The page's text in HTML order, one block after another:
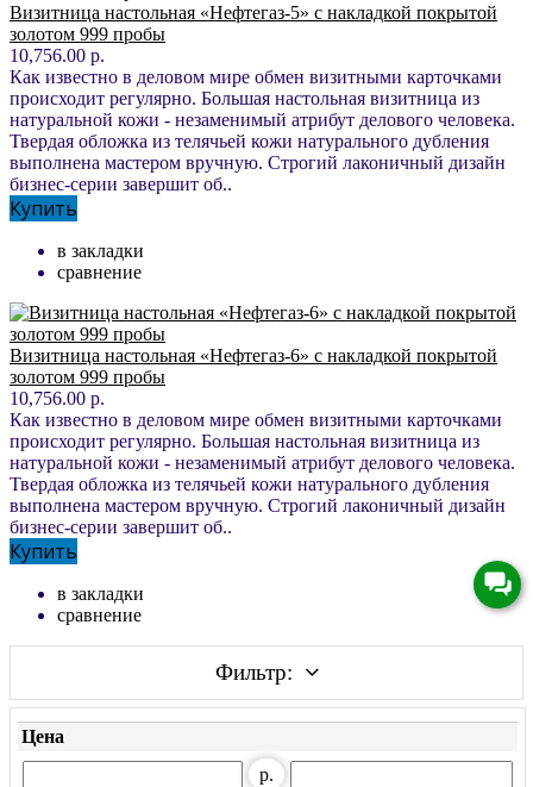
Визитница настольная «Нефтегаз-5» с накладкой покрытой
золотом 999 пробы
10,756.00 р.
Как известно в деловом мире обмен визитными карточками
происходит регулярно. Большая настольная визитница из
натуральной кожи - незаменимый атрибут делового человека.
Твердая обложка из телячьей кожи натурального дубления
выполнена мастером вручную. Строгий лаконичный дизайн
бизнес-серии завершит об..
Купить
в закладки
сравнение
Визитница настольная «Нефтегаз-6» с накладкой покрытой
золотом 999 пробы
10,756.00 р.
Как известно в деловом мире обмен визитными карточками
происходит регулярно. Большая настольная визитница из
натуральной кожи - незаменимый атрибут делового человека.
Твердая обложка из телячьей кожи натурального дубления
выполнена мастером вручную. Строгий лаконичный дизайн
бизнес-серии завершит об..
Купить
в закладки
сравнение
Фильтр:
Цена
р.